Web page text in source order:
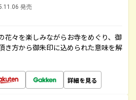
発売
花々を楽しみながらお寺をめぐり、御
き方から御朱印に込められた意味を解
詳細を見る